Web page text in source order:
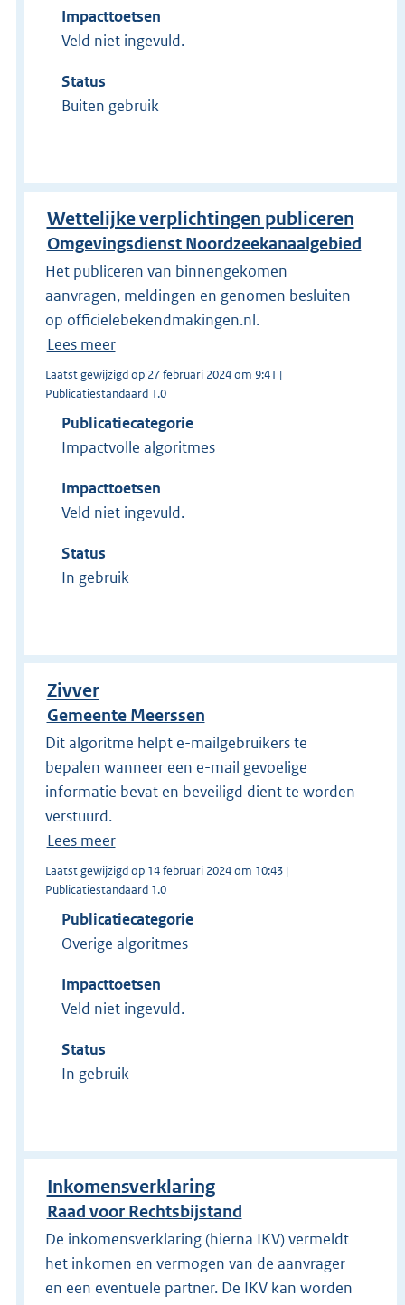
Impacttoetsen
Veld niet ingevuld.
Status
Buiten gebruik
Wettelijke verplichtingen publiceren
Omgevingsdienst Noordzeekanaalgebied
Het publiceren van binnengekomen
aanvragen, meldingen en genomen besluiten
op officielebekendmakingen.nl.
Lees meer
Laatst gewijzigd op 27 februari 2024 om 9:41 |
Publicatiestandaard 1.0
Publicatiecategorie
Impactvolle algoritmes
Impacttoetsen
Veld niet ingevuld.
Status
In gebruik
Zivver
Gemeente Meerssen
Dit algoritme helpt e-mailgebruikers te
bepalen wanneer een e-mail gevoelige
informatie bevat en beveiligd dient te worden
verstuurd.
Lees meer
Laatst gewijzigd op 14 februari 2024 om 10:43 |
Publicatiestandaard 1.0
Publicatiecategorie
Overige algoritmes
Impacttoetsen
Veld niet ingevuld.
Status
In gebruik
Inkomensverklaring
Raad voor Rechtsbijstand
De inkomensverklaring (hierna IKV) vermeldt
het inkomen en vermogen van de aanvrager
en een eventuele partner. De IKV kan worden